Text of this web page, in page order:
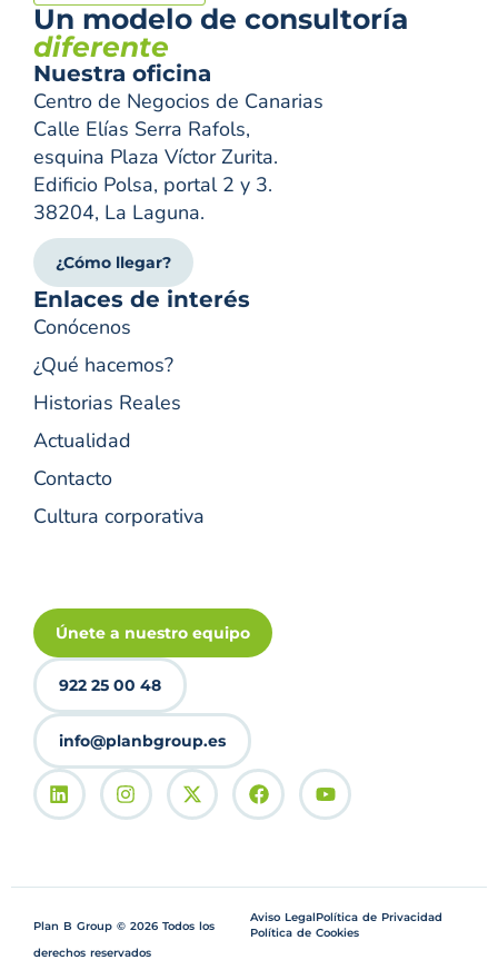
Un modelo de consultoría
diferente
Nuestra oficina
Centro de Negocios de Canarias
Calle Elías Serra Rafols,
esquina Plaza Víctor Zurita.
Edificio Polsa, portal 2 y 3.
38204, La Laguna.
¿Cómo llegar?
Enlaces de interés
Conócenos
¿Qué hacemos?
Historias Reales
Actualidad
Contacto
Cultura corporativa
Únete a nuestro equipo
922 25 00 48
info@planbgroup.es
Plan B Group © 2026 Todos los
derechos reservados
Aviso LegalPolítica de Privacidad
Política de Cookies